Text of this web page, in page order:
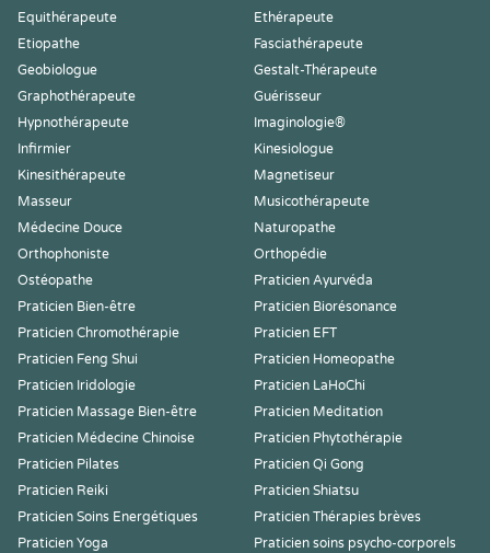
Equithérapeute
Ethérapeute
Etiopathe
Fasciathérapeute
Geobiologue
Gestalt-Thérapeute
Graphothérapeute
Guérisseur
Hypnothérapeute
Imaginologie®
Infirmier
Kinesiologue
Kinesithérapeute
Magnetiseur
Masseur
Musicothérapeute
Médecine Douce
Naturopathe
Orthophoniste
Orthopédie
Ostéopathe
Praticien Ayurvéda
Praticien Bien-être
Praticien Biorésonance
Praticien Chromothérapie
Praticien EFT
Praticien Feng Shui
Praticien Homeopathe
Praticien Iridologie
Praticien LaHoChi
Praticien Massage Bien-être
Praticien Meditation
Praticien Médecine Chinoise
Praticien Phytothérapie
Praticien Pilates
Praticien Qi Gong
Praticien Reiki
Praticien Shiatsu
Praticien Soins Energétiques
Praticien Thérapies brèves
Praticien Yoga
Praticien soins psycho-corporels